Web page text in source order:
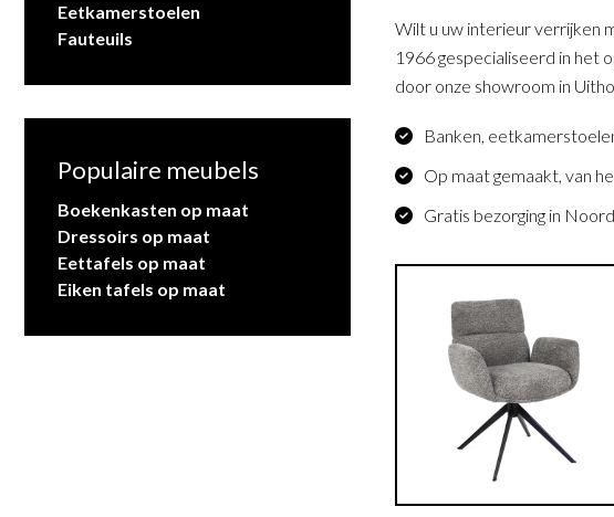
Eetkamerstoelen
Fauteuils
Populaire meubels
Boekenkasten op maat
Dressoirs op maat
Eettafels op maat
Eiken tafels op maat
Wilt u uw interieur verrijken
1966 gespecialiseerd in het
door onze showroom in
Banken,
Op maat gemaakt, van
Gratis bezorging in